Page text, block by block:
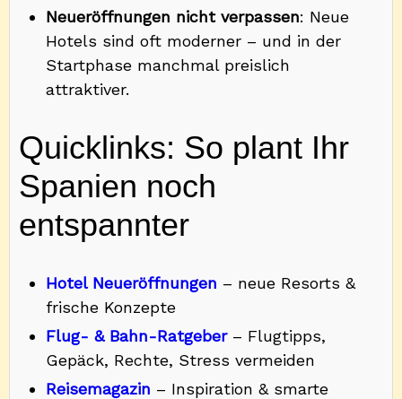
Neueröffnungen nicht verpassen: Neue
Hotels sind oft moderner – und in der
Startphase manchmal preislich
attraktiver.
Quicklinks: So plant Ihr
Spanien noch
entspannter
Hotel Neueröffnungen – neue Resorts &
frische Konzepte
Flug- & Bahn-Ratgeber– Flugtipps,
Gepäck, Rechte, Stress vermeiden
Reisemagazin – Inspiration & smarte